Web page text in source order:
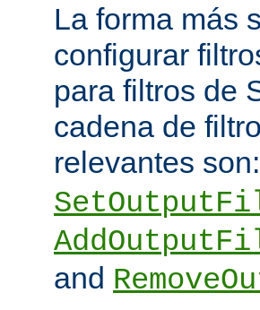
La forma más
configurar
para filtros de
cadena de
relevantes son:
and